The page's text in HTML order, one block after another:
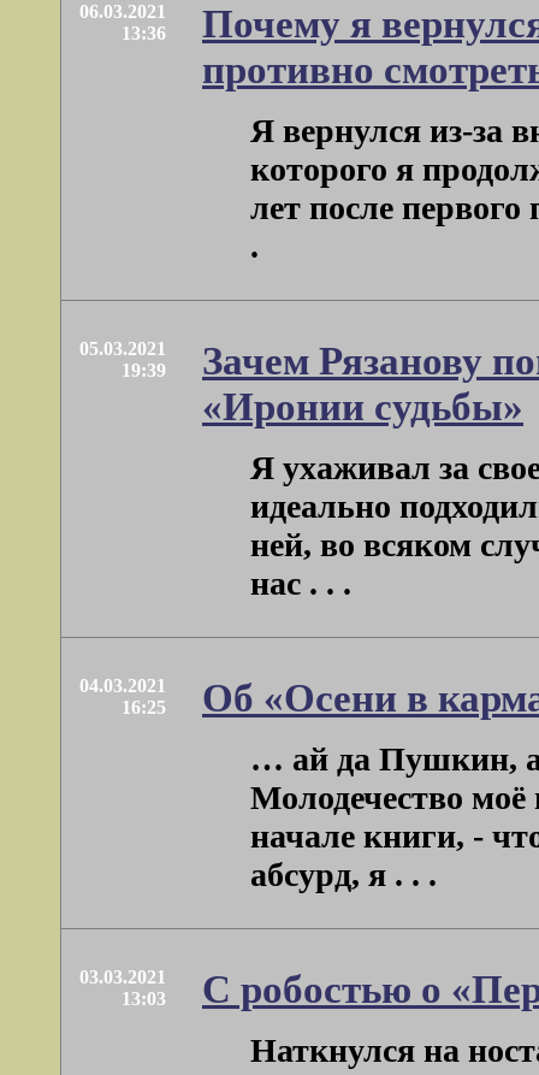
06.03.2021
13:36
Почему я
противно
Я вернулся из-за
которого я
лет после
.
05.03.2021
19:39
Зачем Рязанову
«Иронии судьбы»
Я ухаживал за
идеально
ней, во всяком
нас . . .
04.03.2021
16:25
Об «Осени в
… ай да Пушкин,
Молодечество моё
начале книги, -
абсурд, я . . .
03.03.2021
13:03
С робостью о
Наткнулся на